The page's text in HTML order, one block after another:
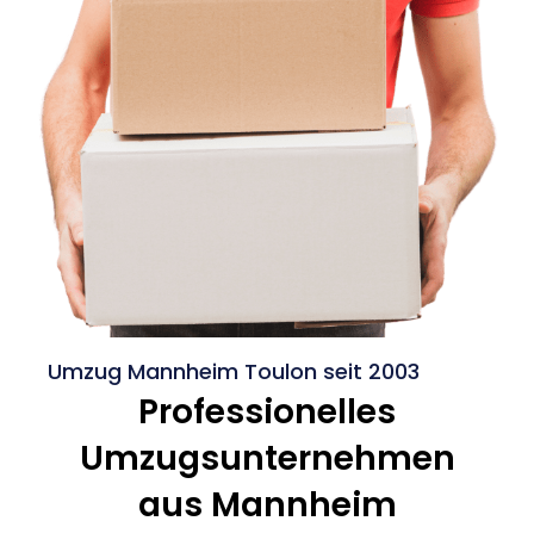
Umzug Mannheim Toulon seit 2003
Professionelles
Umzugsunternehmen
aus Mannheim